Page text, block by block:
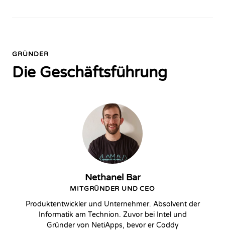
GRÜNDER
Die Geschäftsführung
Nethanel Bar
MITGRÜNDER UND CEO
Produktentwickler und Unternehmer. Absolvent der
Informatik am Technion. Zuvor bei Intel und
Gründer von NetiApps, bevor er Coddy